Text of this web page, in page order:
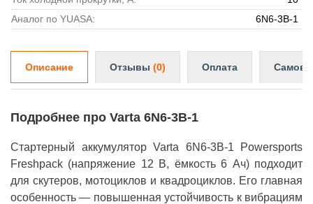
Аналог по YUASA:
6N6-3B-1
Описание Отзывы (0) Оплата
Подробнее про Varta 6N6-3B-1
Стартерный аккумулятор Varta 6N6-3B-1 Powersports
Freshpack (напряжение 12 В, ёмкость 6 Ач) подходит
для скутеров, мотоциклов и квадроциклов. Его главная
особенность — повышенная устойчивость к вибрациям